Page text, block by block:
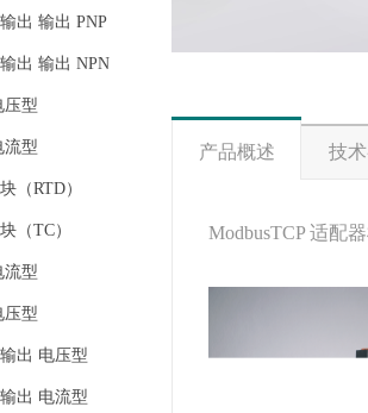
出 输出 PNP
出 输出 NPN
压型
流型
（RTD）
（TC）
流型
压型
出 电压型
出 电流型
产品概述 技
ModbusTCP 适配